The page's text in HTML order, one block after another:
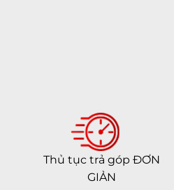
Thủ tục trả góp ĐƠN
GIẢN